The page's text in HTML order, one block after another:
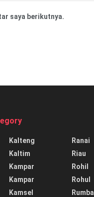
saya berikutnya.
Kalteng
Kaltim
Kampar
Kampar
Kamsel
Ranai
Riau
Rohil
Rohul